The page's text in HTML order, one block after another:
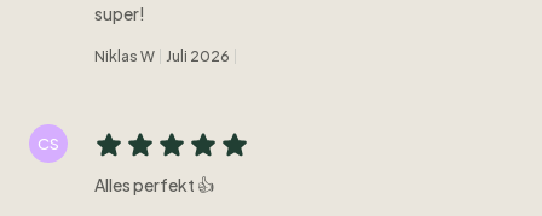
super!
Niklas W Juli 2026
CS
Alles perfekt 👍